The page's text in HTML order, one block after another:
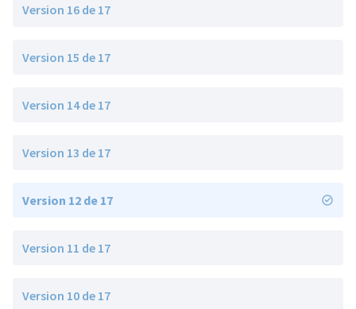
Version 16 de 17
Version 15 de 17
Version 14 de 17
Version 13 de 17
Version 12 de 17
Version 11 de 17
Version 10 de 17